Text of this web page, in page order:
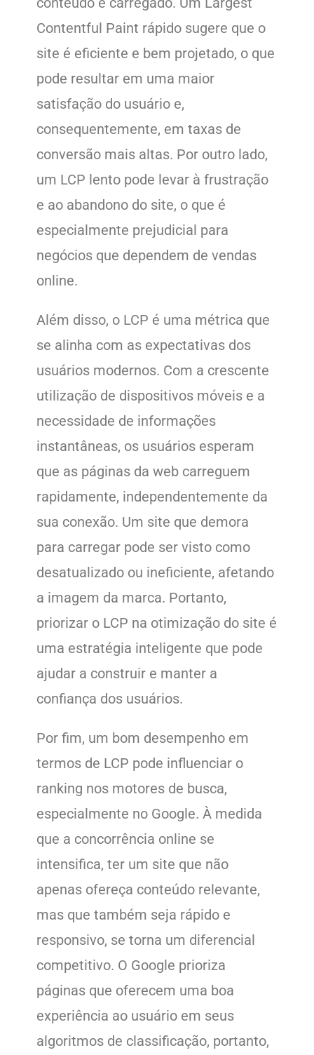
Contentful Paint rápido sugere que o
site é eficiente e bem projetado, o que
pode resultar em uma maior
satisfação do usuário e,
consequentemente, em taxas de
conversão mais altas. Por outro lado,
um LCP lento pode levar à frustração
e ao abandono do site, o que é
especialmente prejudicial para
negócios que dependem de vendas
online.
Além disso, o LCP é uma métrica que
se alinha com as expectativas dos
usuários modernos. Com a crescente
utilização de dispositivos móveis e a
necessidade de informações
instantâneas, os usuários esperam
que as páginas da web carreguem
rapidamente, independentemente da
sua conexão. Um site que demora
para carregar pode ser visto como
desatualizado ou ineficiente, afetando
a imagem da marca. Portanto,
priorizar o LCP na otimização do site é
uma estratégia inteligente que pode
ajudar a construir e manter a
confiança dos usuários.
Por fim, um bom desempenho em
termos de LCP pode influenciar o
ranking nos motores de busca,
especialmente no Google. À medida
que a concorrência online se
intensifica, ter um site que não
apenas ofereça conteúdo relevante,
mas que também seja rápido e
responsivo, se torna um diferencial
competitivo. O Google prioriza
páginas que oferecem uma boa
experiência ao usuário em seus
algoritmos de classificação, portanto,